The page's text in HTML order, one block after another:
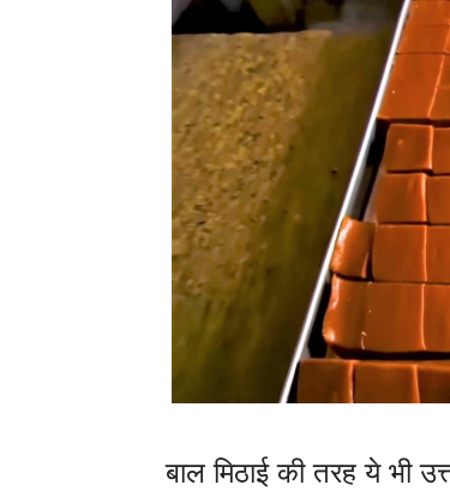
बाल मिठाई की तरह ये भी